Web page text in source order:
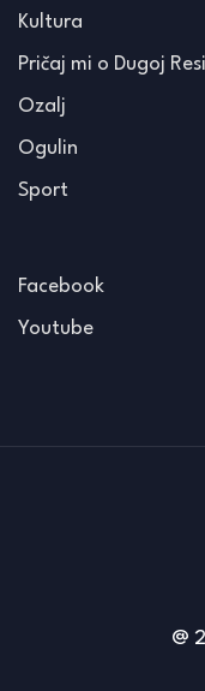
Kultura
Pričaj mi o Dugoj Resi
Ozalj
Ogulin
Sport
Facebook
Youtube
@